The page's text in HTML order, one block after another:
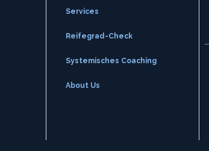
Services
Reifegrad-Check
Systemisches Coaching
About Us